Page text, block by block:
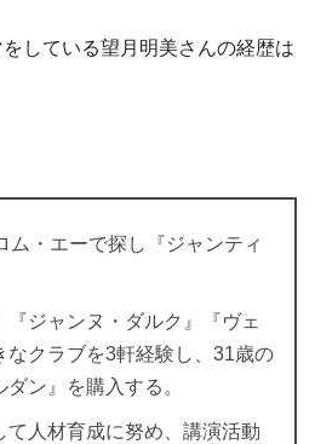
している望月明美さんの経歴は
ム・エーで探し『ジャンティ
『ジャンヌ・ダルク』『ヴェ
なクラブを3軒経験し、31歳の
ン』を購入する。
て人材育成に努め、講演活動